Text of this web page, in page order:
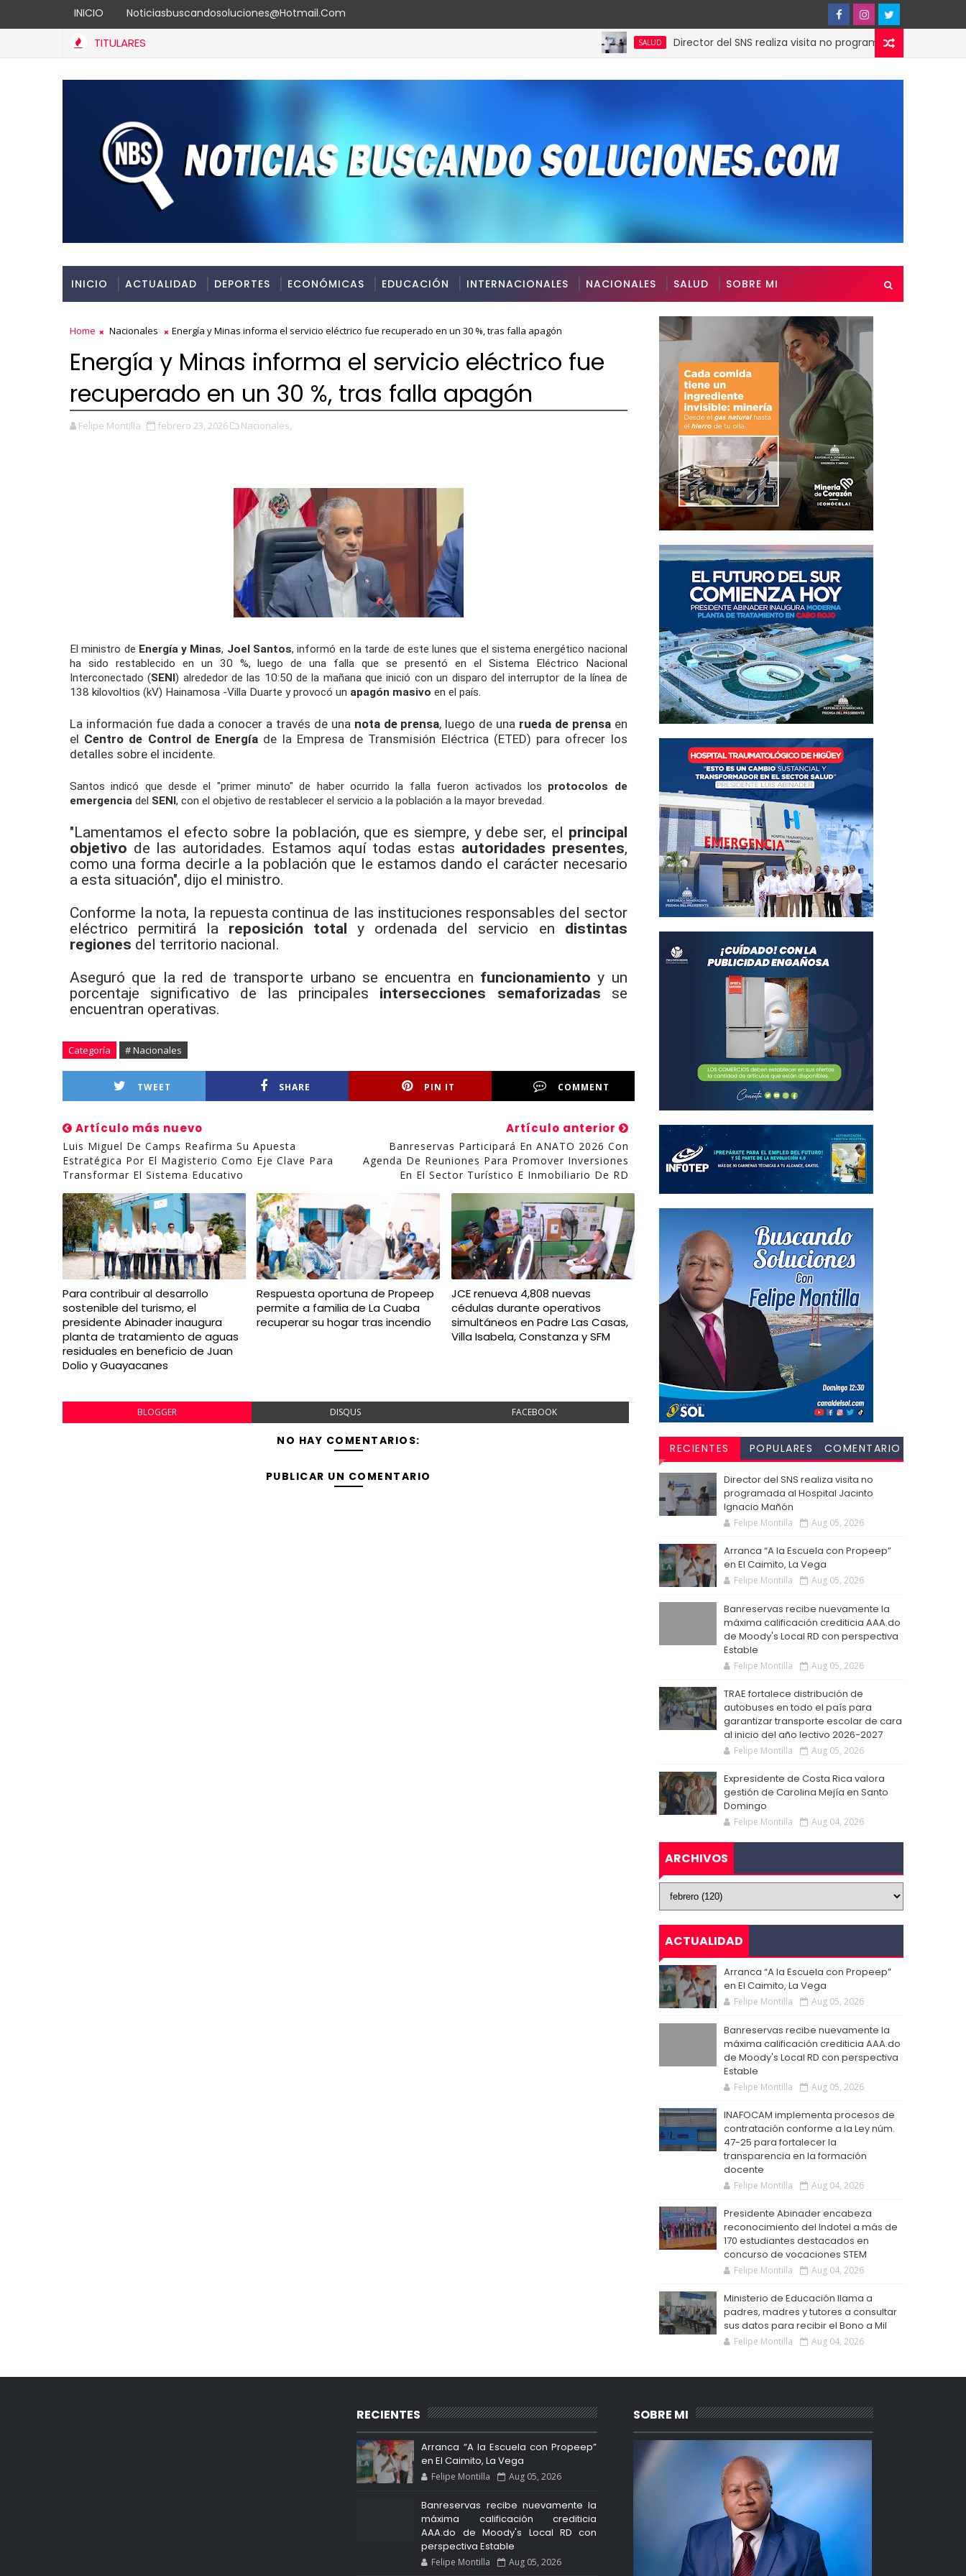
INICIO Noticiasbuscandosoluciones@hotmail.com
TITULARES SALUD
Director del SNS realiza visita no programada al Hospital Jacinto
INICIO ACTUALIDAD DEPORTES ECONÓMICAS EDUCACIÓN INTERNACIONALES NACIONALES SALUD SOBRE MI
Home Nacionales Energía y Minas informa el servicio eléctrico fue recuperado en un 30 %, tras falla apagón
Energía y Minas informa el servicio eléctrico fue
recuperado en un 30 %, tras falla apagón
Felipe Montilla febrero 23, 2026 Nacionales,
El ministro de Energía y Minas, Joel Santos, informó en la tarde de este lunes que el sistema energético nacional
ha sido restablecido en un 30 %, luego de una falla que se presentó en el Sistema Eléctrico Nacional
Interconectado (SENI) alrededor de las 10:50 de la mañana que inició con un disparo del interruptor de la línea de
138 kilovoltios (kV) Hainamosa -Villa Duarte y provocó un apagón masivo en el país.
La información fue dada a conocer a través de una nota de prensa, luego de una rueda de prensaen
el Centro de Control de Energía de la Empresa de Transmisión Eléctrica (ETED) para ofrecer los
detalles sobre el incidente.
Santos indicó que desde el "primer minuto" de haber ocurrido la falla fueron activados los protocolos de
emergencia del SENI, con el objetivo de restablecer el servicio a la población a la mayor brevedad.
"Lamentamos el efecto sobre la población, que es siempre, y debe ser, el principal
objetivo de las autoridades. Estamos aquí todas estas autoridades presentes,
como una forma decirle a la población que le estamos dando el carácter necesario
a esta situación", dijo el ministro.
Conforme la nota, la repuesta continua de las instituciones responsables del sector
eléctrico permitirá la reposición total y ordenada del servicio en distintas
regiones del territorio nacional.
Aseguró que la red de transporte urbano se encuentra en funcionamiento y un
porcentaje significativo de las principales intersecciones semaforizadas se
encuentran operativas.
Categoría # Nacionales
TWEET SHARE PIN IT COMMENT
Artículo más nuevo
Luis Miguel De Camps Reafirma Su Apuesta
Estratégica Por El Magisterio Como Eje Clave Para
Transformar El Sistema Educativo
Artículo anterior
Banreservas Participará En ANATO 2026 Con
Agenda De Reuniones Para Promover Inversiones
En El Sector Turístico E Inmobiliario De RD
Para contribuir al desarrollo
sostenible del turismo, el
presidente Abinader inaugura
planta de tratamiento de aguas
residuales en beneficio de Juan
Dolio y Guayacanes
Respuesta oportuna de Propeep
permite a familia de La Cuaba
recuperar su hogar tras incendio
JCE renueva 4,808 nuevas
cédulas durante operativos
simultáneos en Padre Las Casas,
Villa Isabela, Constanza y SFM
BLOGGER DISQUS FACEBOOK
NO HAY COMENTARIOS:
PUBLICAR UN COMENTARIO
RECIENTES POPULARES
COMENTARIO
Director del SNS realiza visita no
programada al Hospital Jacinto
Ignacio Mañón
Felipe Montilla Aug 05, 2026
Arranca “A la Escuela con Propeep”
en El Caimito, La Vega
Felipe Montilla Aug 05, 2026
Banreservas recibe nuevamente la
máxima calificación crediticia AAA.do
de Moody's Local RD con perspectiva
Estable
Felipe Montilla Aug 05, 2026
TRAE fortalece distribución de
autobuses en todo el país para
garantizar transporte escolar de cara
al inicio del año lectivo 2026-2027
Felipe Montilla Aug 05, 2026
Expresidente de Costa Rica valora
gestión de Carolina Mejía en Santo
Domingo
Felipe Montilla Aug 04, 2026
ARCHIVOS
ACTUALIDAD
Arranca “A la Escuela con Propeep”
en El Caimito, La Vega
Felipe Montilla Aug 05, 2026
Banreservas recibe nuevamente la
máxima calificación crediticia AAA.do
de Moody's Local RD con perspectiva
Estable
Felipe Montilla Aug 05, 2026
INAFOCAM implementa procesos de
contratación conforme a la Ley núm.
47-25 para fortalecer la
transparencia en la formación
docente
Felipe Montilla Aug 04, 2026
Presidente Abinader encabeza
reconocimiento del Indotel a más de
170 estudiantes destacados en
concurso de vocaciones STEM
Felipe Montilla Aug 04, 2026
Ministerio de Educación llama a
padres, madres y tutores a consultar
sus datos para recibir el Bono a Mil
Felipe Montilla Aug 04, 2026
RECIENTES
Arranca “A la Escuela con Propeep”
en El Caimito, La Vega
Felipe Montilla Aug 05, 2026
Banreservas recibe nuevamente la
máxima calificación crediticia
AAA.do de Moody's Local RD con
perspectiva Estable
Felipe Montilla Aug 05, 2026
SOBRE MI